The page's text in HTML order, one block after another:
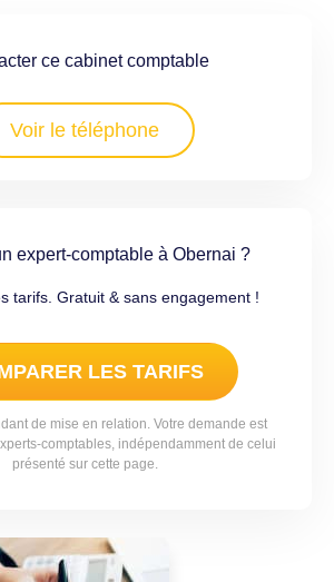
ce cabinet comptable
Voir le téléphone
expert-comptable à Obernai ?
tarifs. Gratuit & sans engagement !
LES TARIFS
de mise en relation. Votre demande est
comptables, indépendamment de celui
présenté sur cette page.